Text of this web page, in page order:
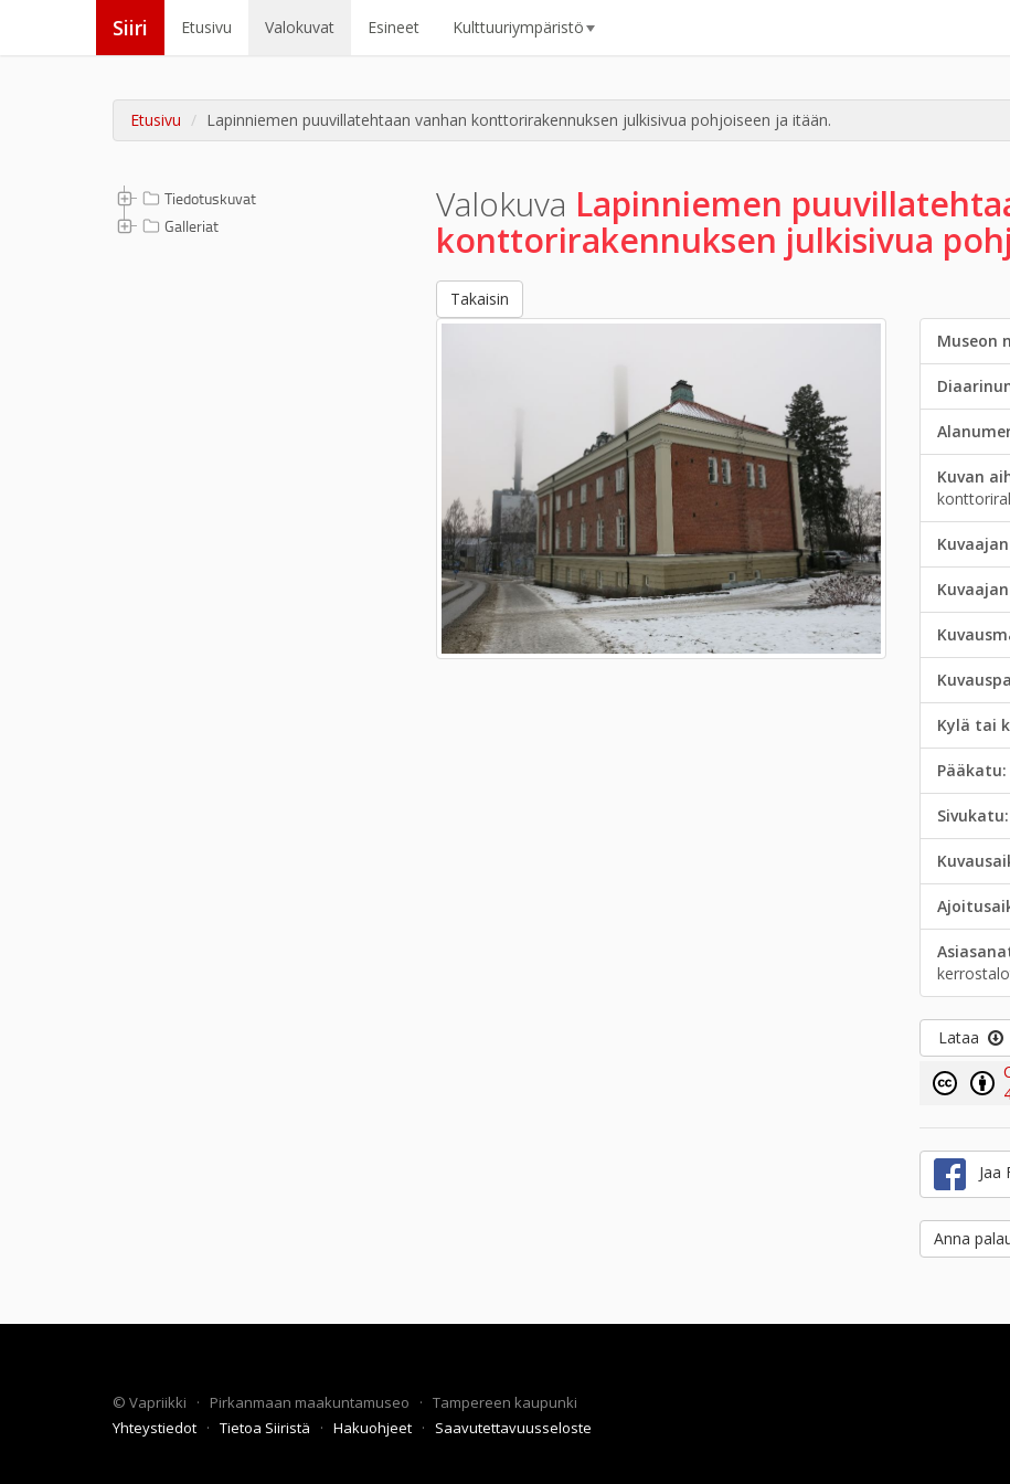
Siiri Etusivu Valokuvat Esineet Kulttuuriympäristö
Etusivu Lapinniemen puuvillatehtaan vanhan konttorirakennuksen julkisivua pohjoiseen ja itään.
Tiedotuskuvat
Galleriat
Valokuva Lapinniemen
konttorirakennuksen julkisivua
Takaisin
Museon
Kuvan
Kylä tai
Pääkatu:
Sivukatu:
Lataa
Jaa
Anna
© Vapriikki · Pirkanmaan maakuntamuseo · Tampereen kaupunki
Yhteystiedot · Tietoa Siiristä · Hakuohjeet · Saavutettavuusseloste